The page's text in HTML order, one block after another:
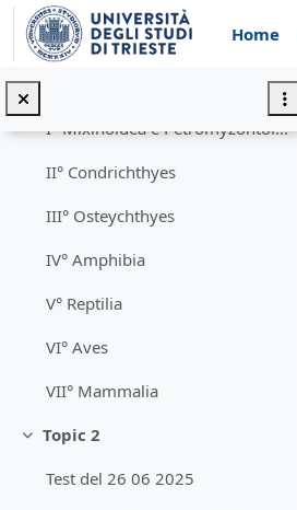
Vai al contenuto principale
Home
Premessa
Minimizza
I° Mixinoidea e Petromyzontoidea
II° Condrichthyes
III° Osteychthyes
IV° Amphibia
V° Reptilia
VI° Aves
VII° Mammalia
Minimizza
Topic 2
Test del 26 06 2025